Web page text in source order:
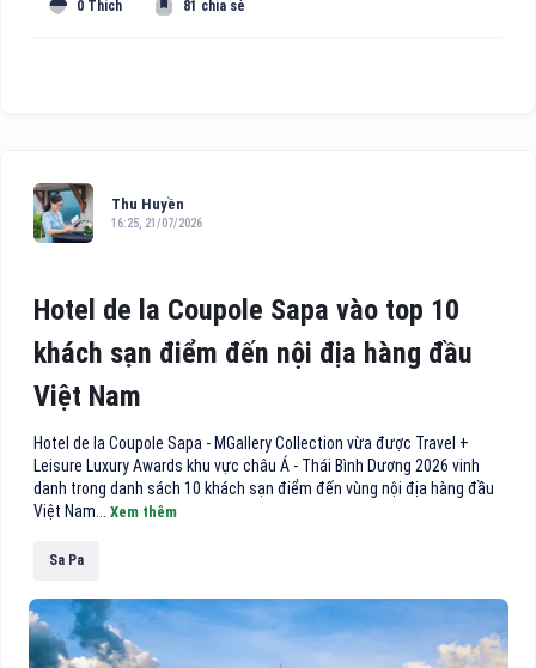
0 Thích 81 chia sẻ
Thu Huyền
16:25, 21/07/2026
Hotel de la Coupole Sapa vào top 10
khách sạn điểm đến nội địa hàng đầu
Việt Nam
Hotel de la Coupole Sapa - MGallery Collection vừa được Travel +
Leisure Luxury Awards khu vực châu Á - Thái Bình Dương 2026 vinh
danh trong danh sách 10 khách sạn điểm đến vùng nội địa hàng đầu
Việt Nam... Xem thêm
Sa Pa